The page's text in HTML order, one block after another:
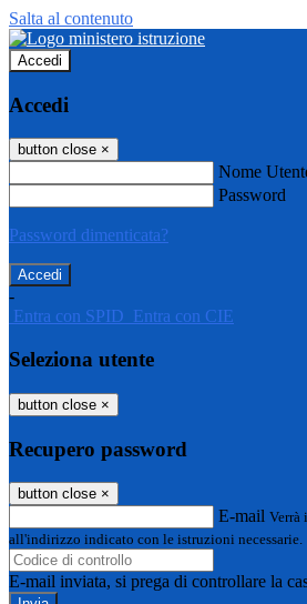
Salta al contenuto
Accedi
Accedi
button close ×
Nome
Password
Password dimenticata?
-
Entra con SPID Entra con CIE
Seleziona utente
button close ×
Recupero password
button close ×
E-mail Verrà
all'indirizzo indicato con le istruzioni necessarie.
E-mail inviata, si prega di controllare la